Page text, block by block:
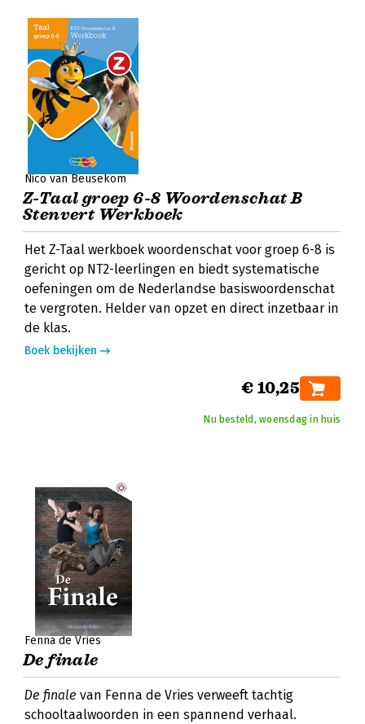
Nico van Beusekom
Z-Taal groep 6-8 Woordenschat B
Stenvert Werkboek
Het Z-Taal werkboek woordenschat voor groep 6-8 is
gericht op NT2-leerlingen en biedt systematische
oefeningen om de Nederlandse basiswoordenschat
te vergroten. Helder van opzet en direct inzetbaar in
de klas.
Boek bekijken
€ 10,25
Nu besteld, woensdag in huis
Fenna de Vries
De finale
De finale van Fenna de Vries verweeft tachtig
schooltaalwoorden in een spannend verhaal.